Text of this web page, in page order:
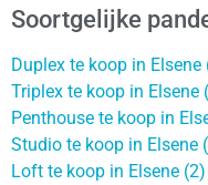
Soortgelijke
Duplex te koop in Elsene
Triplex te koop in Elsene
Penthouse te koop in
Studio te koop in Elsene
Loft te koop in Elsene (2)